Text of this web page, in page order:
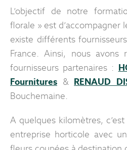
L’objectif de notre
florale » est d’accompagner
existe différents
France. Ainsi, nous avons
fournisseurs partenaires :
Fournitures & RENAUD
Bouchemaine.
A quelques kilomètres,
entreprise horticole avec